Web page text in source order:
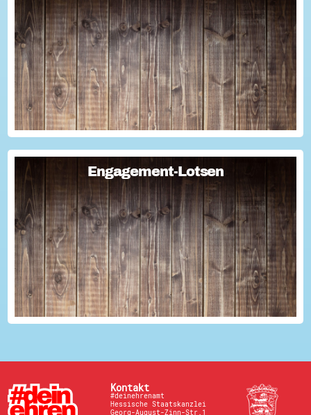
Macht den Ehrentag mit eurer Aktion zu eurem "hessischen
Ehrentag"...
Engagement-Lotsen
Engagement-Lotsen
Engagement-Lotsen tragen zu einer lebendigen
Engagementkultur und damit zu einer höheren
Lebensqualität für sich und andere bei. Sie bringen ihre
Erfahrungen im bürgerschaftlichen Engagement ein und ü...
Kontakt
#deinehrenamt
Hessische Staatskanzlei
Georg-August-Zinn-Str.1